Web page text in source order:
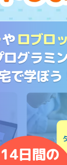
やロブロ
グラミ
で学ぼう
14日間の